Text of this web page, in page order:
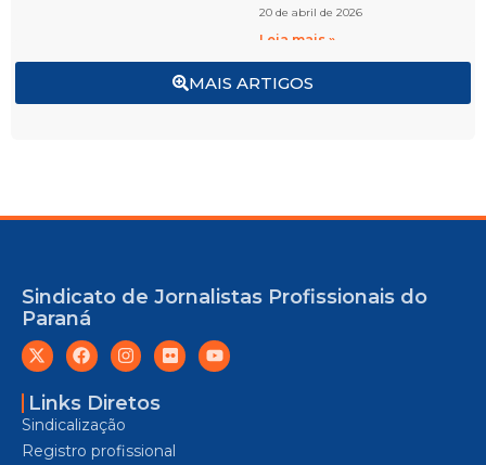
MAIS ARTIGOS
20 de abril de 2026
Leia mais »
Sindicato de Jornalistas Profissionais do
Paraná
Links Diretos
Sindicalização
Registro profissional